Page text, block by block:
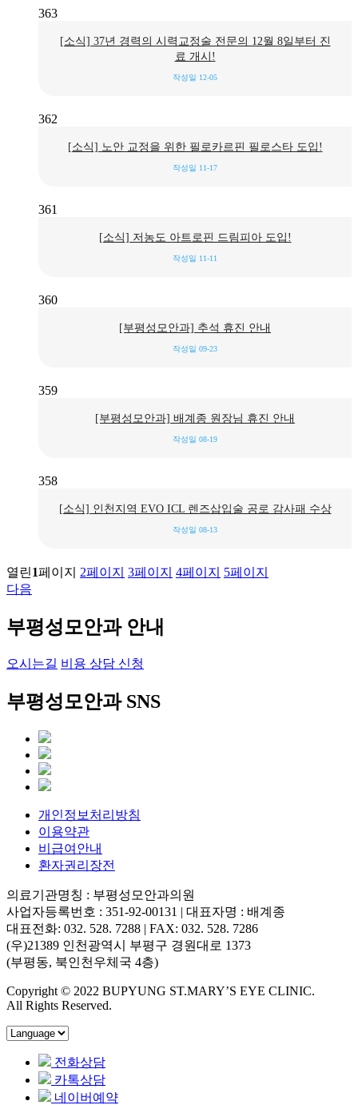
363
[소식] 37년 경력의 시력교정술 전문의 12월 8일부터 진
료 개시!
작성일 12-05
362
[소식] 노안 교정을 위한 필로카르핀 필로스타 도입!
작성일 11-17
361
[소식] 저농도 아트로핀 드림피아 도입!
작성일 11-11
360
[부평성모안과] 추석 휴진 안내
작성일 09-23
359
[부평성모안과] 배계종 원장님 휴진 안내
작성일 08-19
358
[소식] 인천지역 EVO ICL 렌즈삽입술 공로 감사패 수상
작성일 08-13
열린1페이지 2페이지 3페이지 4페이지 5페이지
다음
부평성모안과 안내
오시는길 비용 상담 신청
부평성모안과 SNS
개인정보처리방침
이용약관
비급여안내
환자권리장전
의료기관명칭 : 부평성모안과의원
사업자등록번호 : 351-92-00131 | 대표자명 : 배계종
대표전화: 032. 528. 7288 | FAX: 032. 528. 7286
(우)21389 인천광역시 부평구 경원대로 1373
(부평동, 북인천우체국 4층)
Copyright © 2022 BUPYUNG ST.MARY’S EYE CLINIC.
All Rights Reserved.
전화상담
카톡상담
네이버예약